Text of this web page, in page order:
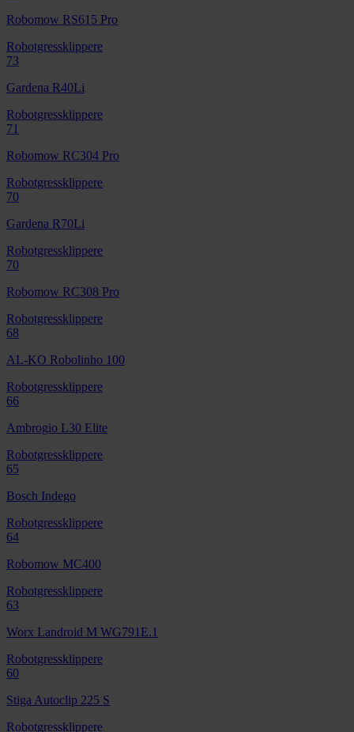
Robomow RS615 Pro
Robotgressklippere
73
Gardena R40Li
Robotgressklippere
71
Robomow RC304 Pro
Robotgressklippere
70
Gardena R70Li
Robotgressklippere
70
Robomow RC308 Pro
Robotgressklippere
68
AL-KO Robolinho 100
Robotgressklippere
66
Ambrogio L30 Elite
Robotgressklippere
65
Bosch Indego
Robotgressklippere
64
Robomow MC400
Robotgressklippere
63
Worx Landroid M WG791E.1
Robotgressklippere
60
Stiga Autoclip 225 S
Robotgressklippere